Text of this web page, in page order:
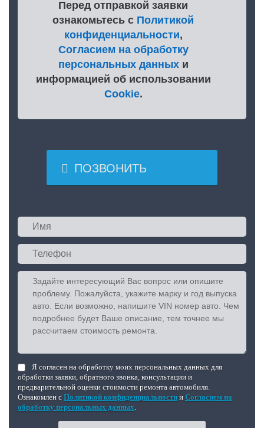
Перед отправкой заявки
ознакомьтесь с Политикой
конфиденциальности,
Согласием на обработку
персональных данныхи
информацией об использовании
Cookie.
 ПОЗВОНИТЬ
Я согласен на обработку моих персональных данных для
обработки заявки, обратного звонка, консультации и
предварительной оценки стоимости ремонта автомобиля.
Ознакомлен с Политикой конфиденциальности и Согласием на
обработку персональных данных